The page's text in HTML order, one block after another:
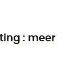
: meer